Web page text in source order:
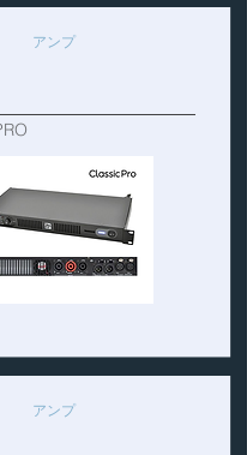
アンプ
アンプ